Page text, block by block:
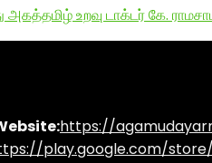
அகத்தமிழ் உறவு டாக்டர் கே.
https://
play.google.com/